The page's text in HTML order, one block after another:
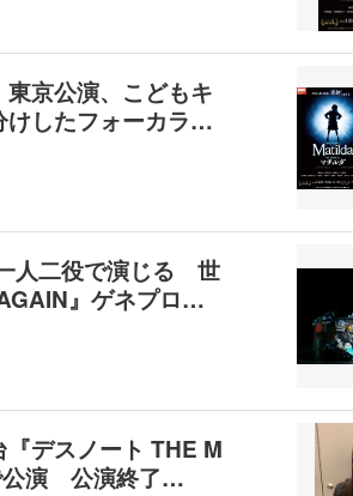
京公演、こどもキ
けしたフォーカラ…
人二役で演じる 世
』ゲネプロ…
デスノート THE M
公演 公演終了…